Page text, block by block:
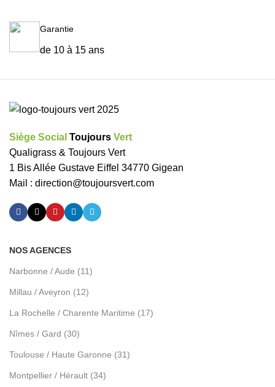
Garantie
de 10 à 15 ans
Siège Social Toujours Vert
Qualigrass & Toujours Vert
1 Bis Allée Gustave Eiffel 34770 Gigean
Mail : direction@toujoursvert.com
NOS AGENCES
Narbonne / Aude (11)
Millau / Aveyron (12)
La Rochelle / Charente Maritime (17)
Nîmes / Gard (30)
Toulouse / Haute Garonne (31)
Montpellier / Hérault (34)